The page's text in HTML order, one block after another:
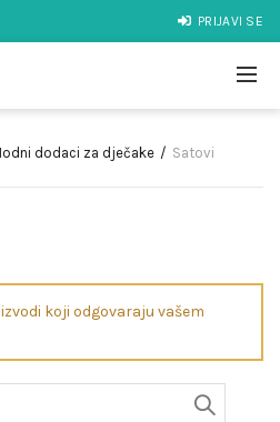
PRIJAVI SE
dodaci za dječake Satovi
koji odgovaraju vašem